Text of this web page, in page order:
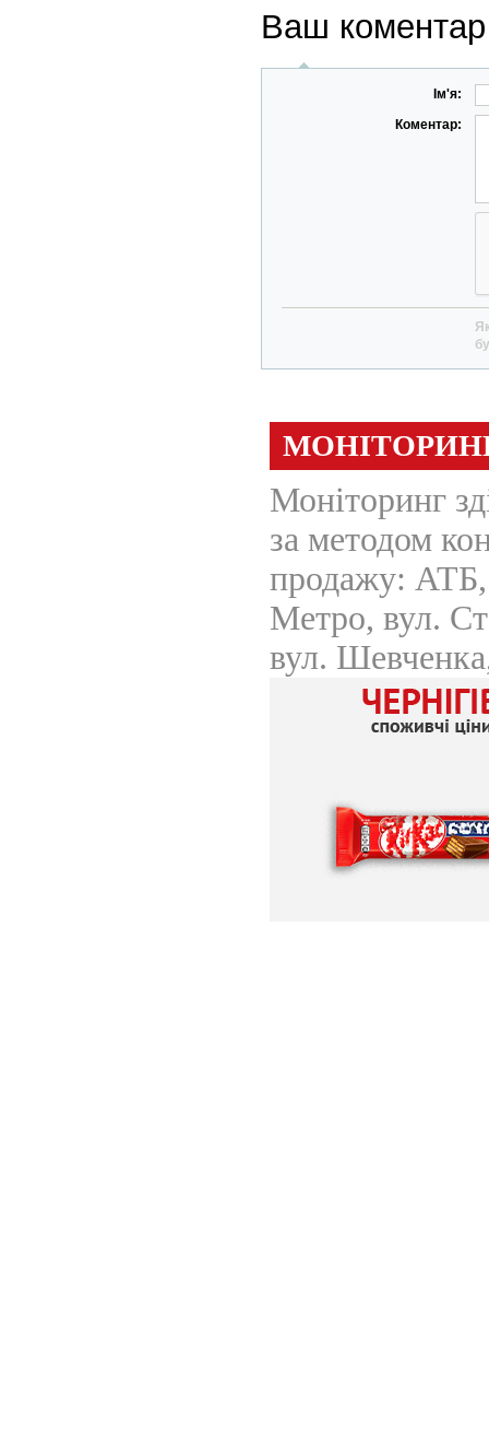
Ваш коментар
Ім'я:
Коментар: